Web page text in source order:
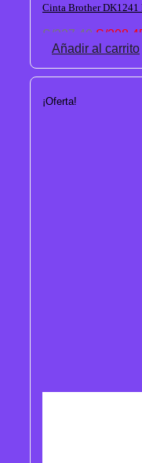
Cinta Brother DK1241
S/227.40 El
precio
era:
S/
Añadir al carrito
¡Oferta!